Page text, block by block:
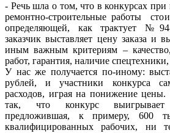
- Речь шла о том, что в конкурсах при
ремонтно-строительные работы
определяющей, как трактует
заказчик выставляет цену заказа и
иным важным критериям –
работ, гарантия, наличие
У нас же получается по-иному:
рублей, и участники конкурса
расходов, играя на понижение цены.
так, что конкурс
предложившая, к примеру, 600
квалифицированных рабочих, ни